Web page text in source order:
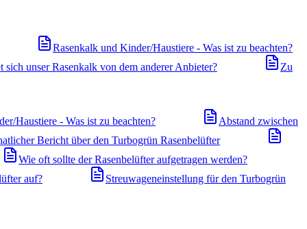
Rasenkalk und Kinder/Haustiere - Was ist zu beachten?
sich unser Rasenkalk von dem anderer Anbieter?
Zu
Haustiere - Was ist zu beachten?
Abstand zwischen
Bericht über den Turbogrün Rasenbelüfter
Wie oft sollte der Rasenbelüfter aufgetragen werden?
auf?
Streuwageneinstellung für den Turbogrün